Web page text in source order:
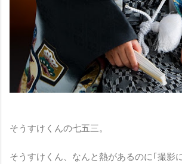
そうすけくんの七五三。
そうすけくん、なんと熱があるのに｢撮影